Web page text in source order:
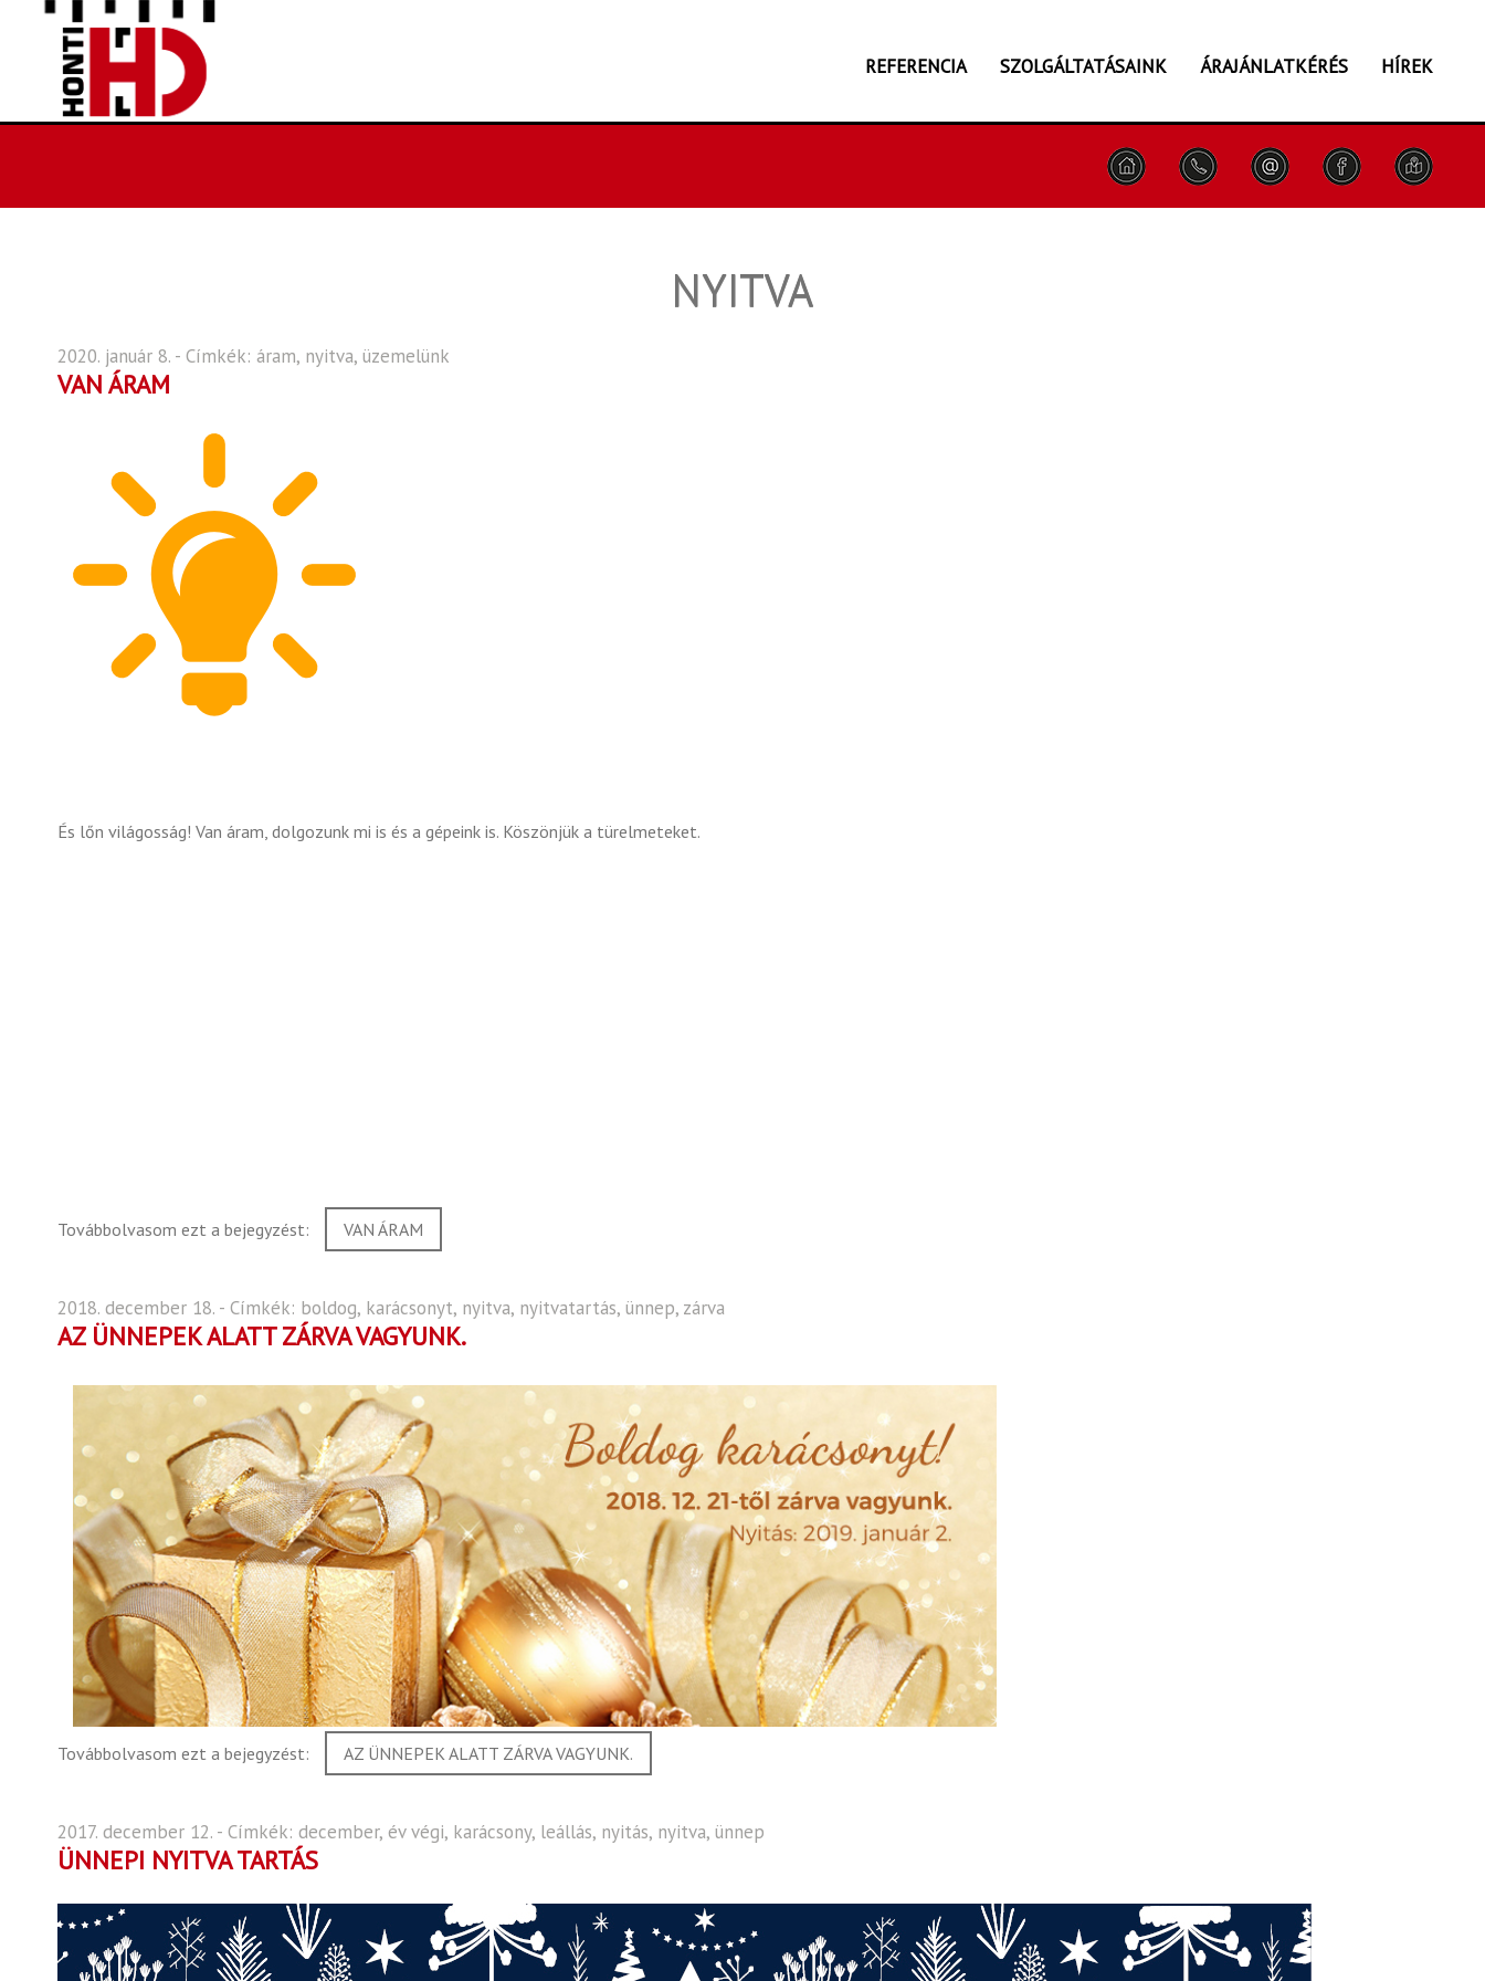
REFERENCIA SZOLGÁLTATÁSAINK ÁRAJÁNLATKÉRÉS HÍREK
NYITVA
2020. január 8. - Címkék: áram, nyitva, üzemelünk
VAN ÁRAM
És lőn világosság! Van áram, dolgozunk mi is és a gépeink is. Köszönjük a türelmeteket.
Továbbolvasom ezt a bejegyzést: VAN ÁRAM
2018. december 18. - Címkék: boldog, karácsonyt, nyitva, nyitvatartás, ünnep, zárva
AZ ÜNNEPEK ALATT ZÁRVA VAGYUNK.
Továbbolvasom ezt a bejegyzést: AZ ÜNNEPEK ALATT ZÁRVA VAGYUNK.
2017. december 12. - Címkék: december, év végi, karácsony, leállás, nyitás, nyitva, ünnep
ÜNNEPI NYITVA TARTÁS